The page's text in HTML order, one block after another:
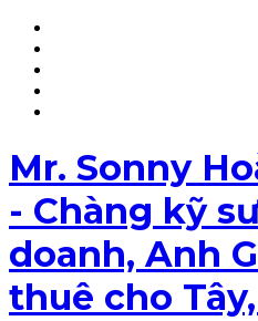
Mr. Sonny
- Chàng kỹ
doanh, Anh
thuê cho